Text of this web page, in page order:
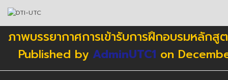
ภาพบรรยากาศการเข้ารับการฝึกอบรมหลัก
Published by AdminUTC1 on